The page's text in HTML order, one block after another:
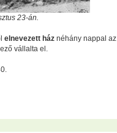
23-án.
elnevezett ház néhány nappal az
vállalta el.